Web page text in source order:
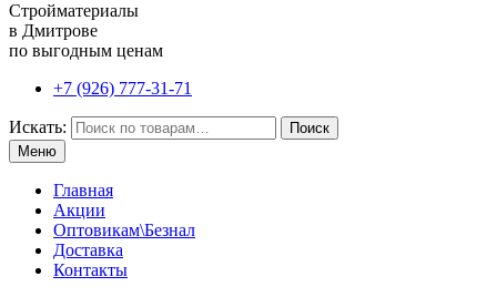
Стройматериалы
в Дмитрове
по выгодным ценам
+7 (926) 777-31-71
Искать:
Поиск
Меню
Главная
Акции
Оптовикам\Безнал
Доставка
Контакты